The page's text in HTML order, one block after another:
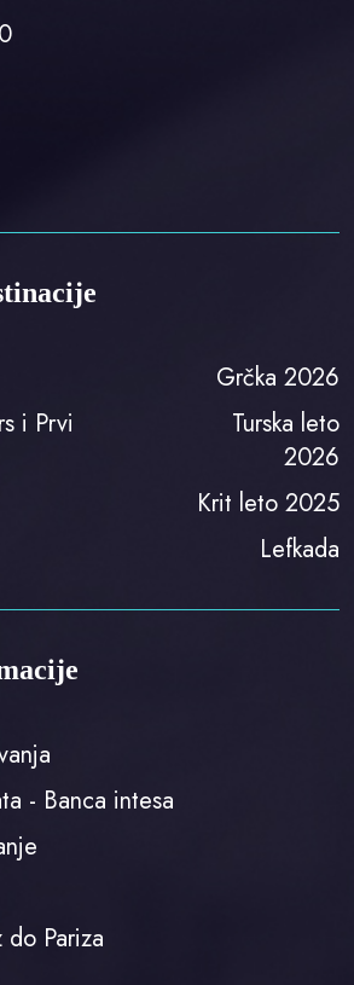
i Prvi
Grčka 2026
Turska leto
2026
Krit leto 2025
Lefkada
- Banca intesa
Pariza